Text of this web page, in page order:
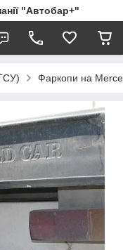
"Автобар+"
Фаркопи на